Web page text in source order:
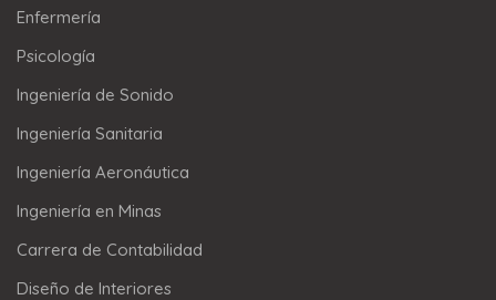
Enfermería
Psicología
Ingeniería de Sonido
Ingeniería Sanitaria
Ingeniería Aeronáutica
Ingeniería en Minas
Carrera de Contabilidad
Diseño de Interiores